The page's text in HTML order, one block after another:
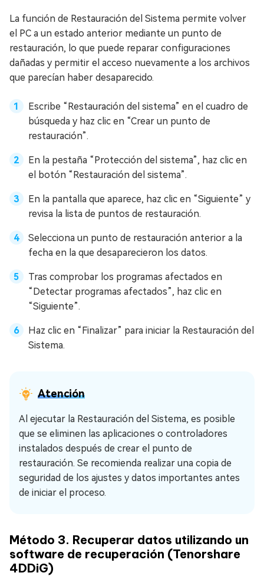
La función de Restauración del Sistema permite volver
el PC a un estado anterior mediante un punto de
restauración, lo que puede reparar configuraciones
dañadas y permitir el acceso nuevamente a los archivos
que parecían haber desaparecido.
Escribe “Restauración del sistema” en el cuadro de
búsqueda y haz clic en “Crear un punto de
restauración”.
En la pestaña “Protección del sistema”, haz clic en
el botón “Restauración del sistema”.
En la pantalla que aparece, haz clic en “Siguiente” y
revisa la lista de puntos de restauración.
Selecciona un punto de restauración anterior a la
fecha en la que desaparecieron los datos.
Tras comprobar los programas afectados en
“Detectar programas afectados”, haz clic en
“Siguiente”.
Haz clic en “Finalizar” para iniciar la Restauración del
Sistema.
Atención
Al ejecutar la Restauración del Sistema, es posible
que se eliminen las aplicaciones o controladores
instalados después de crear el punto de
restauración. Se recomienda realizar una copia de
seguridad de los ajustes y datos importantes antes
de iniciar el proceso.
Método 3. Recuperar datos utilizando un
software de recuperación (Tenorshare
4DDiG)